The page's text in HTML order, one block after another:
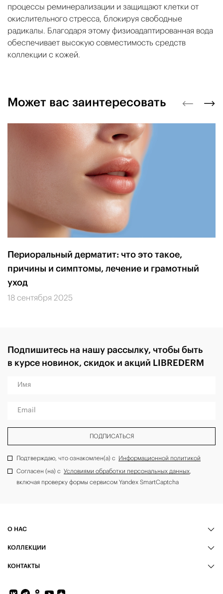
процессы реминерализации и защищают клетки от
окислительного стресса, блокируя свободные
радикалы. Благодаря этому физиоадаптированная вода
обеспечивает высокую совместимость средств
коллекции с кожей.
Может вас заинтересовать
Периоральный дерматит: что это такое,
причины и симптомы, лечение и грамотный
уход
18 сентября 2025
Подпишитесь на нашу рассылку, чтобы быть
в курсе новинок, скидок и акций LIBREDERM
Имя
Email
ПОДПИСАТЬСЯ
Подтверждаю, что ознакомлен(а) с Информационной политикой
Согласен (на) с Условиями обработки персональных данных,
включая проверку формы сервисом Yandex SmartCaptcha
О НАС
КОЛЛЕКЦИИ
КОНТАКТЫ